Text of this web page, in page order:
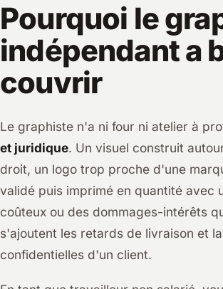
Pourquoi le
indépendant a
couvrir
Le graphiste n'a ni four ni atelier à
et juridique. Un visuel construit
droit, un logo trop proche d'une
validé puis imprimé en quantité avec
coûteux ou des dommages-intérêts
s'ajoutent les retards de livraison et
confidentielles d'un client.